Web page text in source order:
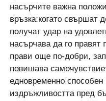
насърчите важна
връзка:когато свършат
получат удар на
насърчава да го правят
прави още по-добри,
повишава
едновременно
издръжливостта пред